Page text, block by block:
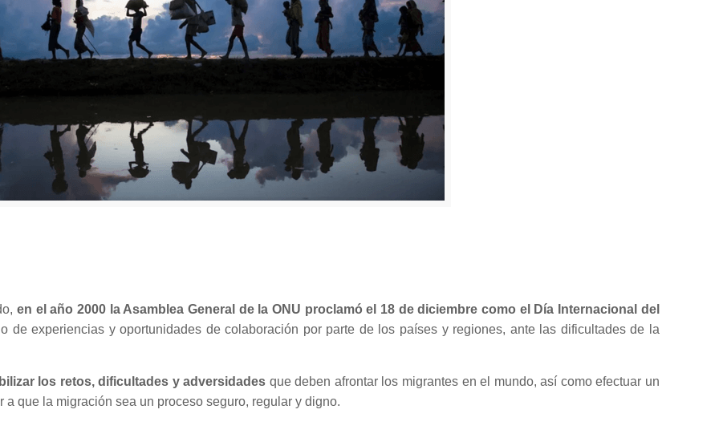
en el año 2000 la Asamblea General de la ONU proclamó el 18 de diciembre como el Día Internacional del
de experiencias y oportunidades de colaboración por parte de los países y regiones, ante las dificultades de la
los retos, dificultades y adversidades que deben afrontar los migrantes en el mundo, así como efectuar un
que la migración sea un proceso seguro, regular y digno.